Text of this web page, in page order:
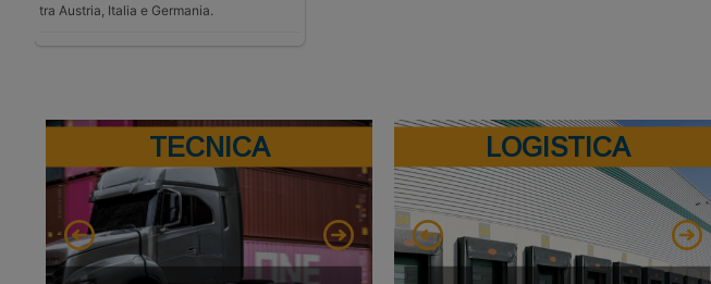
tra Austria, Italia e Germania.
TECNICA LOGISTICA